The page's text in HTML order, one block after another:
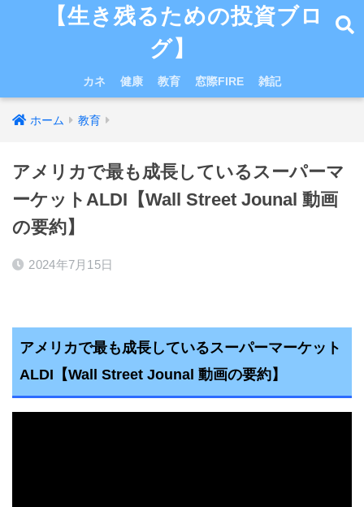
【生き残るための投資ブロ
グ】
カネ 健康 教育 窓際FIRE 雑記
ホーム 教育
アメリカで最も成長しているスーパーマ
ーケットALDI【Wall Street Jounal 動画
の要約】
2024年7月15日
アメリカで最も成長しているスーパーマーケット
ALDI 【Wall Street Jounal 動画の要約】